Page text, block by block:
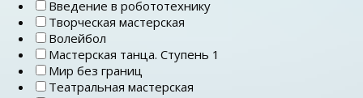
Введение в робототехнику
Творческая мастерская
Волейбол
Мастерская танца. Ступень 1
Мир без границ
Театральная мастерская